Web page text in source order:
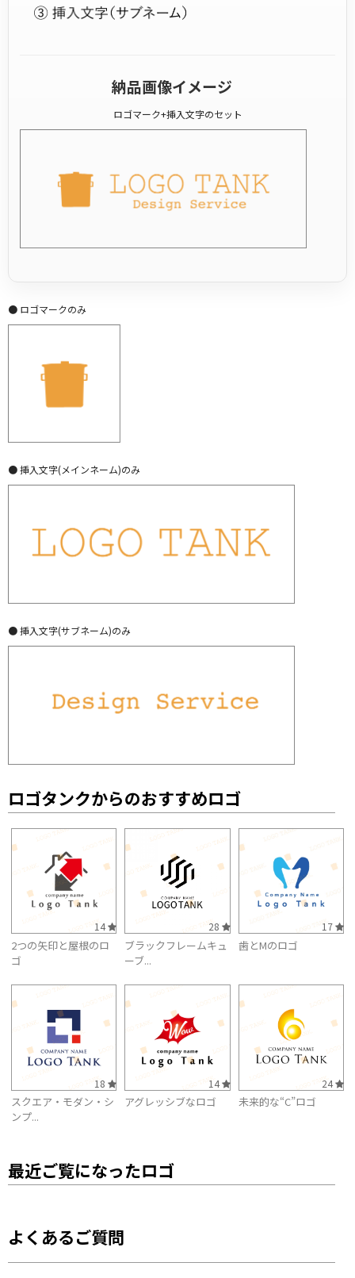
納品画像イメージ
ロゴマーク+挿入文字のセット
● ロゴマークのみ
● 挿入文字(メインネーム)のみ
● 挿入文字(サブネーム)のみ
ロゴタンクからのおすすめロゴ
14
2つの矢印と屋根のロ
ゴ
28
ブラックフレームキュ
ーブ...
17
歯とMのロゴ
18
スクエア・モダン・シ
ンプ...
14
アグレッシブなロゴ
24
未来的な“C”ロゴ
最近ご覧になったロゴ
よくあるご質問